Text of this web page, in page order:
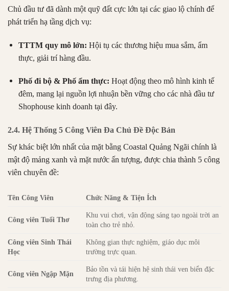
Chủ đầu tư đã dành một quỹ đất cực lớn tại các giao lộ chính để
phát triển hạ tầng dịch vụ:
TTTM quy mô lớn: Hội tụ các thương hiệu mua sắm, ẩm
thực, giải trí hàng đầu.
Phố đi bộ & Phố ẩm thực: Hoạt động theo mô hình kinh tế
đêm, mang lại nguồn lợi nhuận bền vững cho các nhà đầu tư
Shophouse kinh doanh tại đây.
2.4. Hệ Thống 5 Công Viên Đa Chủ Đề Độc Bản
Sự khác biệt lớn nhất của mặt bằng Coastal Quảng Ngãi chính là
mật độ mảng xanh và mặt nước ấn tượng, được chia thành 5 công
viên chuyên đề:
Tên Công Viên Chức Năng & Tiện Ích
Công viên Tuổi Thơ
Khu vui chơi, vận động sáng tạo ngoài trời an
toàn cho trẻ nhỏ.
Công viên Sinh Thái
Học
Không gian thực nghiệm, giáo dục môi
trường trực quan.
Công viên Ngập Mặn
Bảo tồn và tái hiện hệ sinh thái ven biển đặc
trưng địa phương.